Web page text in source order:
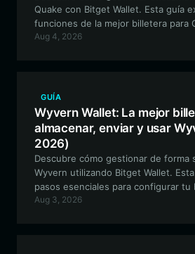
Quake con Bitget Wallet. Esta guía
funciones de la mejor billetera para
garantizando una interacción
Aug 4, 2026
GUÍA
Wyvern Wallet: La mejor
almacenar, enviar y usar
2026)
Descubre cómo gestionar de forma
Wyvern utilizando Bitget Wallet.
pasos esenciales para configurar tu
aprovechar la infraestructura
Aug 3, 2026